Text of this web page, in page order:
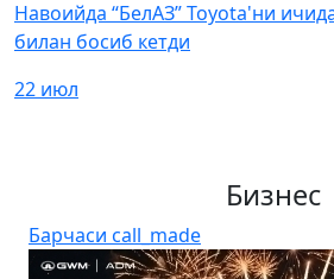
Навоийда “БелАЗ” Toyota'ни
билан босиб кетди
22 июл
Бизнес
Барчаси call_made